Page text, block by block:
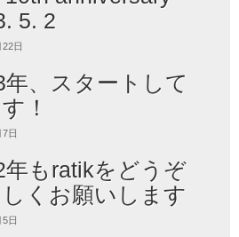
5. 2
日
年、スタートして
！
日
年もratikをどうぞ
くお願いします
日